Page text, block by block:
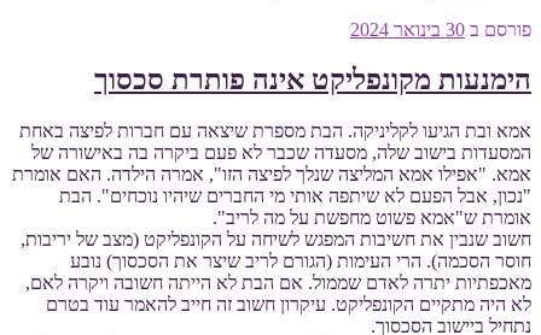
פורסם ב 30 בינואר 2024
הימנעות מקונפליקט אינה פותרת סכסוך
אמא ובת הגיעו לקליניקה. הבת מספרת שיצאה עם חברות לפיצה באחת
המסעדות בישוב שלה, מסעדה שכבר לא פעם ביקרה בה באישורה של
אמא. "אפילו אמא המליצה שנלך לפיצה הזו", אמרה הילדה. האם אומרת
"נכון, אבל הפעם לא שיתפה אותי מי החברים שיהיו נוכחים". הבת
אומרת ש"אמא פשוט מחפשת על מה לריב".
חשוב שנבין את חשיבות המפגש לשיחה על הקונפליקט (מצב של יריבות,
חוסר הסכמה). הרי העימות (הגורם לריב שיצר את הסכסוך) נובע
מאכפתיות יתרה לאדם שממול. אם הבת לא הייתה חשובה ויקרה לאם,
לא היה מתקיים הקונפליקט. עיקרון חשוב זה חייב להאמר עוד בטרם
נתחיל ביישוב הסכסוך.